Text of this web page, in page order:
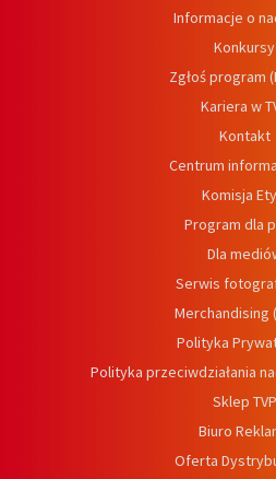
Informacje o
Konkursy
Zgłoś program
Kariera w
Kontakt
Centrum
Komisja
Program dla
Dla
Serwis
Merchandising
Polityka
Polityka przeciwdziałania
Sklep TVP
Biuro
Oferta